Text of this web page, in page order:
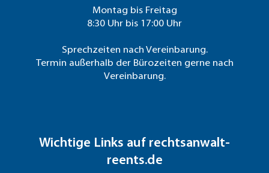
Montag bis Freitag
8:30 Uhr bis 17:00 Uhr
Sprechzeiten nach Vereinbarung.
Termin außerhalb der Bürozeiten gerne nach
Vereinbarung.
Wichtige Links auf rechtsanwalt-
reents.de